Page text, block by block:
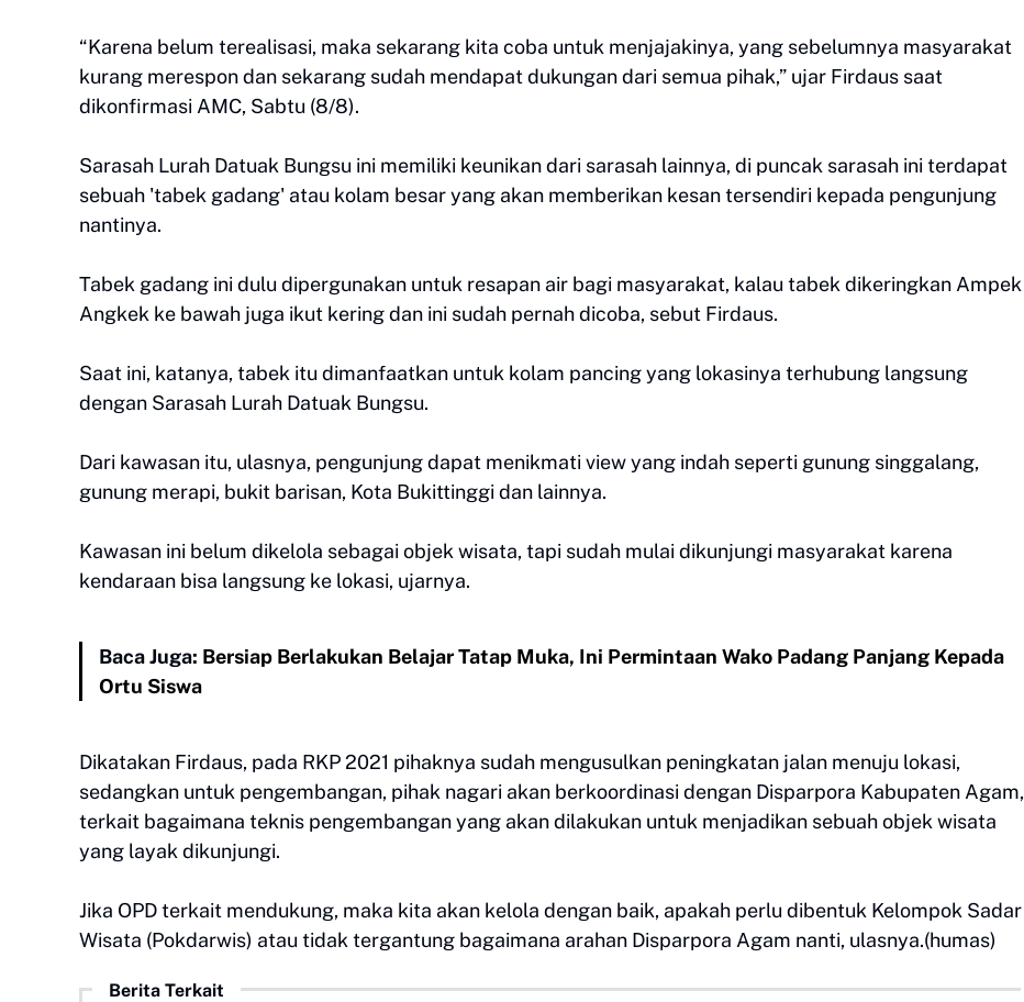
“Karena belum terealisasi, maka sekarang kita coba untuk menjajakinya, yang sebelumnya masyarakat
kurang merespon dan sekarang sudah mendapat dukungan dari semua pihak,” ujar Firdaus saat
dikonfirmasi AMC, Sabtu (8/8).
Sarasah Lurah Datuak Bungsu ini memiliki keunikan dari sarasah lainnya, di puncak sarasah ini terdapat
sebuah 'tabek gadang' atau kolam besar yang akan memberikan kesan tersendiri kepada pengunjung
nantinya.
Tabek gadang ini dulu dipergunakan untuk resapan air bagi masyarakat, kalau tabek dikeringkan Ampek
Angkek ke bawah juga ikut kering dan ini sudah pernah dicoba, sebut Firdaus.
Saat ini, katanya, tabek itu dimanfaatkan untuk kolam pancing yang lokasinya terhubung langsung
dengan Sarasah Lurah Datuak Bungsu.
Dari kawasan itu, ulasnya, pengunjung dapat menikmati view yang indah seperti gunung singgalang,
gunung merapi, bukit barisan, Kota Bukittinggi dan lainnya.
Kawasan ini belum dikelola sebagai objek wisata, tapi sudah mulai dikunjungi masyarakat karena
kendaraan bisa langsung ke lokasi, ujarnya.
Baca Juga: Bersiap Berlakukan Belajar Tatap Muka, Ini Permintaan Wako Padang Panjang Kepada
Ortu Siswa
Dikatakan Firdaus, pada RKP 2021 pihaknya sudah mengusulkan peningkatan jalan menuju lokasi,
sedangkan untuk pengembangan, pihak nagari akan berkoordinasi dengan Disparpora Kabupaten Agam,
terkait bagaimana teknis pengembangan yang akan dilakukan untuk menjadikan sebuah objek wisata
yang layak dikunjungi.
Jika OPD terkait mendukung, maka kita akan kelola dengan baik, apakah perlu dibentuk Kelompok Sadar
Wisata (Pokdarwis) atau tidak tergantung bagaimana arahan Disparpora Agam nanti, ulasnya.(humas)
Berita Terkait